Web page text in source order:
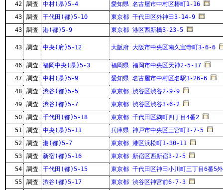
42
調査 中村(県)5-4
愛知県 名古屋市中村区椿町1-16
43
調査 千代田(都)5-10
東京都 千代田区外神田3-14-9
43
調査 港(都)5-9 東京都 港区西新橋3-23-5
43 調査 中央(府)5-12 大阪府 大阪市中央区南久宝寺町3-6-6
46 調査 福岡中央(県)5-3
福岡県 福岡市中央区天神2-5-17
47
調査 中村(県)5-9
愛知県 名古屋市中村区名駅3-26-6
48
調査 渋谷(都)5-5
東京都 渋谷区渋谷2-9-9
49
調査 渋谷(都)5-7
東京都 渋谷区渋谷3-6-2
50
調査 千代田(都)5-18
東京都 千代田区麹町四丁目4番2
51
調査 中央(県)5-11
兵庫県 神戸市中央区三宮町1-7-5
52
調査 港(都)5-7
東京都 港区浜松町1-30-11
53
調査 新宿(都)5-16
東京都 新宿区西新宿3-2-5
54
調査 千代田(都)5-15
東京都 千代田区神田小川町三丁目6番5外
55
調査 渋谷(都)5-17
東京都 渋谷区神宮前6-7-3